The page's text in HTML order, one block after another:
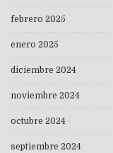
febrero 2025
enero 2025
diciembre 2024
noviembre 2024
octubre 2024
septiembre 2024